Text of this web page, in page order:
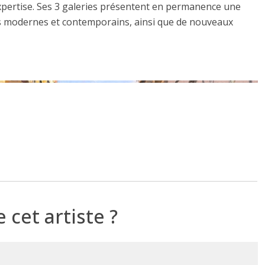
Ses 3 galeries présentent en permanence une
et contemporains, ainsi que de nouveaux
cet artiste ?